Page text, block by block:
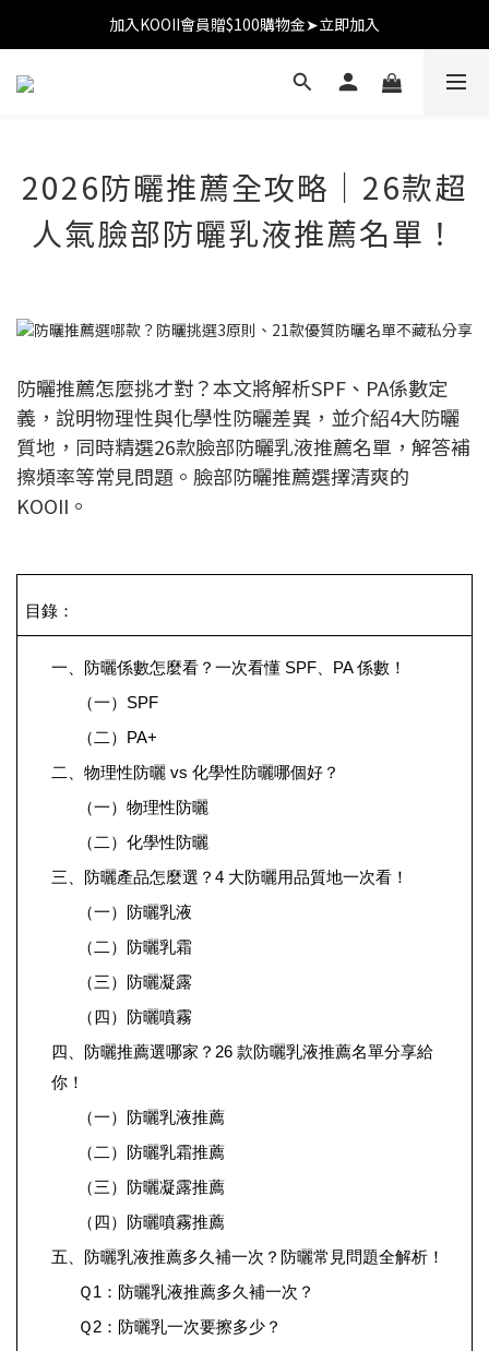
加入KOOII會員贈$100購物金➤立即加入
加入KOOII會員贈$100購物金➤立即加入
全館$3,000免運
2026防曬推薦全攻略｜26款超
人氣臉部防曬乳液推薦名單！
防曬推薦怎麼挑才對？本文將解析SPF、PA係數定
義，說明物理性與化學性防曬差異，並介紹4大防曬
質地，同時精選26款臉部防曬乳液推薦名單，解答補
擦頻率等常見問題。臉部防曬推薦選擇清爽的
KOOII。
目錄：
一、防曬係數怎麼看？一次看懂 SPF、PA 係數！
（一）SPF
（二）PA+
二、物理性防曬 vs 化學性防曬哪個好？
（一）物理性防曬
（二）化學性防曬
三、防曬產品怎麼選？4 大防曬用品質地一次看！
（一）防曬乳液
（二）防曬乳霜
（三）防曬凝露
（四）防曬噴霧
四、防曬推薦選哪家？26 款防曬乳液推薦名單分享給
你！
（一）防曬乳液推薦
（二）防曬乳霜推薦
（三）防曬凝露推薦
（四）防曬噴霧推薦
五、防曬乳液推薦多久補一次？防曬常見問題全解析！
Ｑ1：防曬乳液推薦多久補一次？
Ｑ2：防曬乳一次要擦多少？